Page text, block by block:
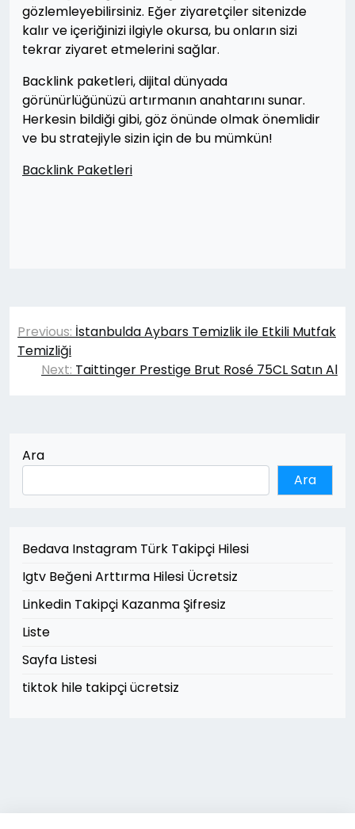
gözlemleyebilirsiniz. Eğer ziyaretçiler sitenizde
kalır ve içeriğinizi ilgiyle okursa, bu onların sizi
tekrar ziyaret etmelerini sağlar.
Backlink paketleri, dijital dünyada
görünürlüğünüzü artırmanın anahtarını sunar.
Herkesin bildiği gibi, göz önünde olmak önemlidir
ve bu stratejiyle sizin için de bu mümkün!
Backlink Paketleri
Yazı
gezinmesi
Previous: İstanbulda Aybars Temizlik ile Etkili Mutfak
Temizliği
Next: Taittinger Prestige Brut Rosé 75CL Satın Al
Ara
Ara
Bedava Instagram Türk Takipçi Hilesi
Igtv Beğeni Arttırma Hilesi Ücretsiz
Linkedin Takipçi Kazanma Şifresiz
Liste
Sayfa Listesi
tiktok hile takipçi ücretsiz